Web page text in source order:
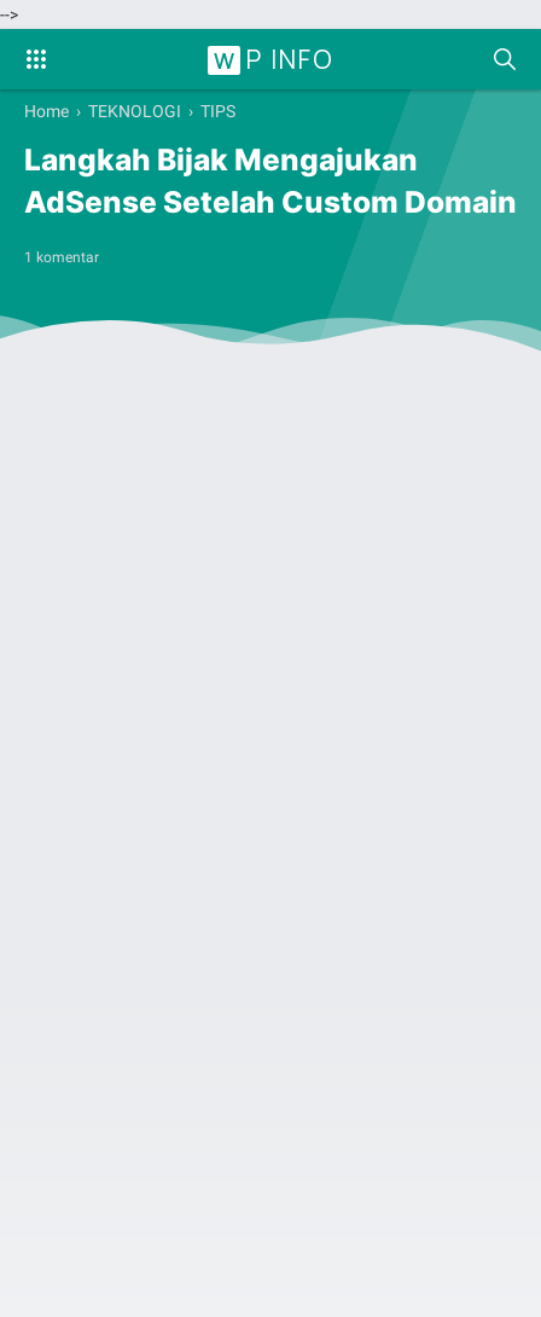
-->
W P INFO
Home › TEKNOLOGI › TIPS
Langkah Bijak Mengajukan
AdSense Setelah Custom Domain
1 komentar